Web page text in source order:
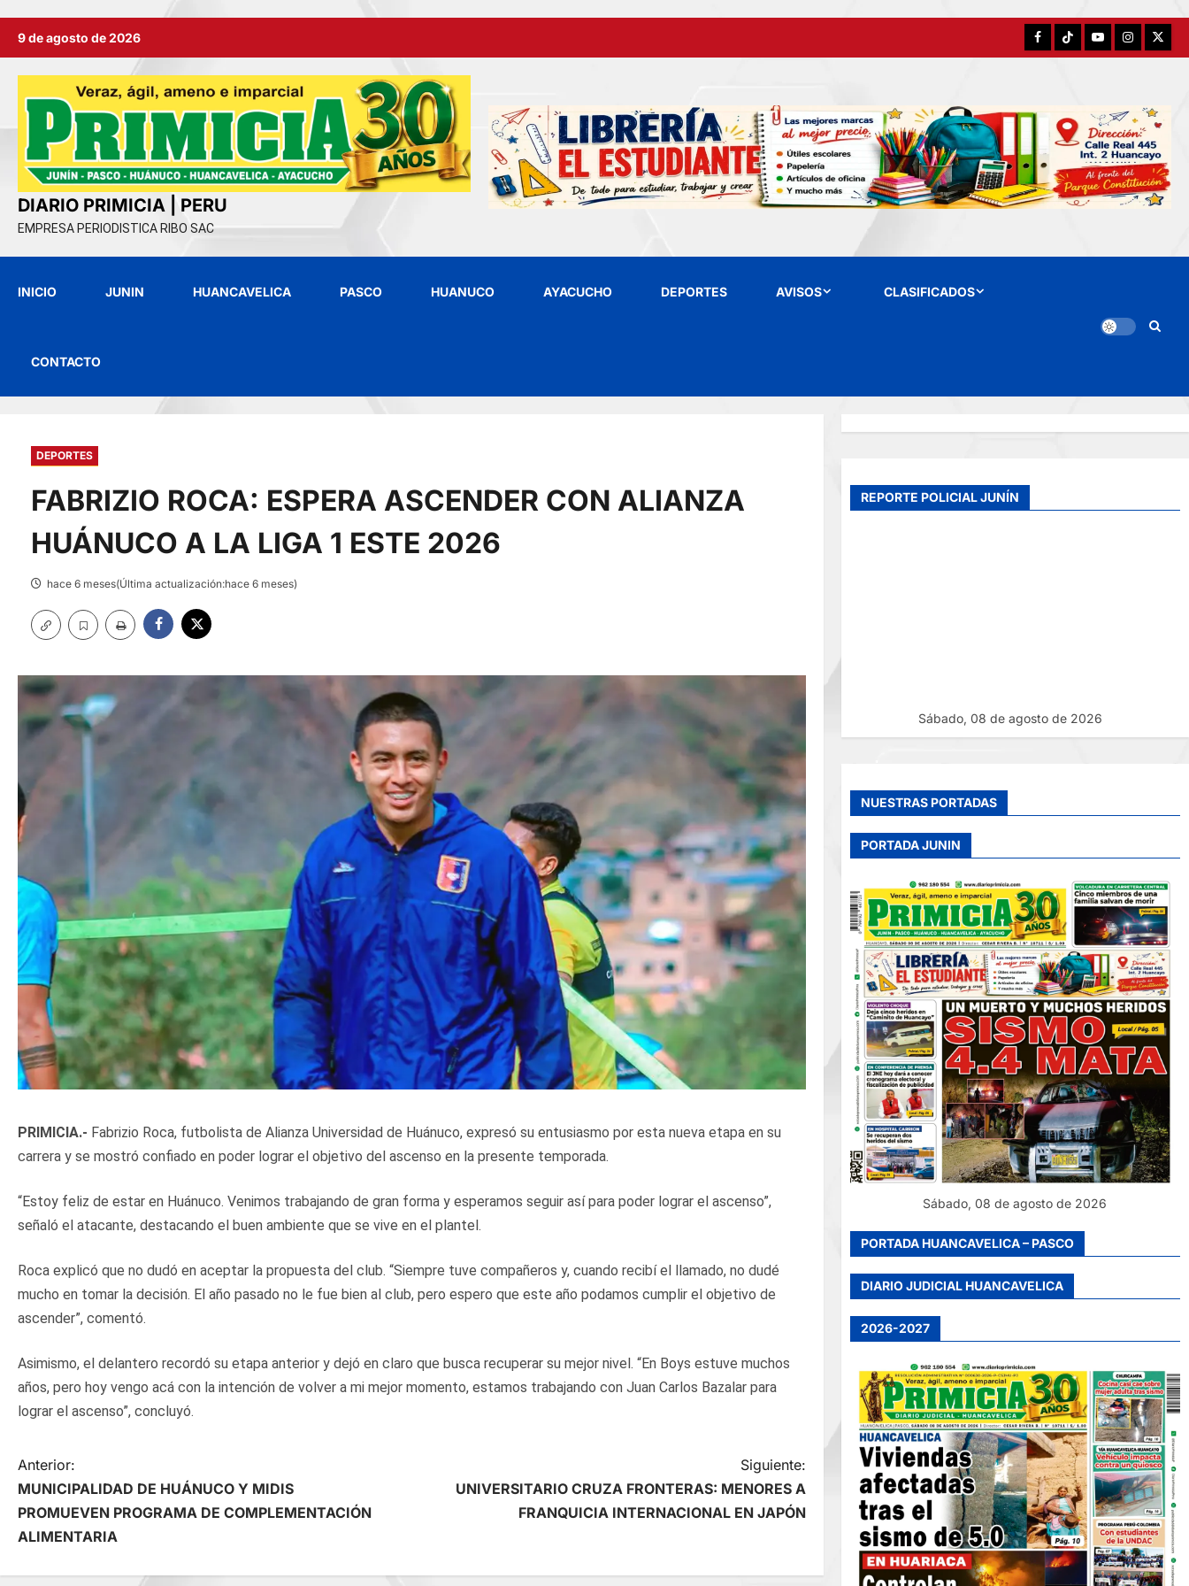
9 de agosto de 2026 FacebookTikTokYouTubeInstagram
X
DIARIO PRIMICIA | PERU
EMPRESA PERIODISTICA RIBO SAC
INICIO JUNIN HUANCAVELICA PASCO HUANUCO AYACUCHO DEPORTES AVISOS CLASIFICADOS
CONTACTO
DEPORTES
FABRIZIO ROCA: ESPERA ASCENDER CON ALIANZA
HUÁNUCO A LA LIGA 1 ESTE 2026
hace 6 meses(Última actualización:hace 6 meses)
PRIMICIA.- Fabrizio Roca, futbolista de Alianza Universidad de Huánuco, expresó su entusiasmo por esta nueva etapa en su
carrera y se mostró confiado en poder lograr el objetivo del ascenso en la presente temporada.
“Estoy feliz de estar en Huánuco. Venimos trabajando de gran forma y esperamos seguir así para poder lograr el ascenso”,
señaló el atacante, destacando el buen ambiente que se vive en el plantel.
Roca explicó que no dudó en aceptar la propuesta del club. “Siempre tuve compañeros y, cuando recibí el llamado, no dudé
mucho en tomar la decisión. El año pasado no le fue bien al club, pero espero que este año podamos cumplir el objetivo de
ascender”, comentó.
Asimismo, el delantero recordó su etapa anterior y dejó en claro que busca recuperar su mejor nivel. “En Boys estuve muchos
años, pero hoy vengo acá con la intención de volver a mi mejor momento, estamos trabajando con Juan Carlos Bazalar para
lograr el ascenso”, concluyó.
N
a
v
Anterior:
MUNICIPALIDAD DE HUÁNUCO Y MIDIS
PROMUEVEN PROGRAMA DE COMPLEMENTACIÓN
ALIMENTARIA
Siguiente:
UNIVERSITARIO CRUZA FRONTERAS: MENORES A
FRANQUICIA INTERNACIONAL EN JAPÓN
REPORTE POLICIAL JUNÍN
Sábado, 08 de agosto de 2026
NUESTRAS PORTADAS
PORTADA JUNIN
Sábado, 08 de agosto de 2026
PORTADA HUANCAVELICA – PASCO
DIARIO JUDICIAL HUANCAVELICA
2026-2027